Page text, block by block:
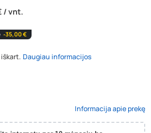
/ vnt.
‐35,00 €
Daugiau informacijos
Informacija apie prekę